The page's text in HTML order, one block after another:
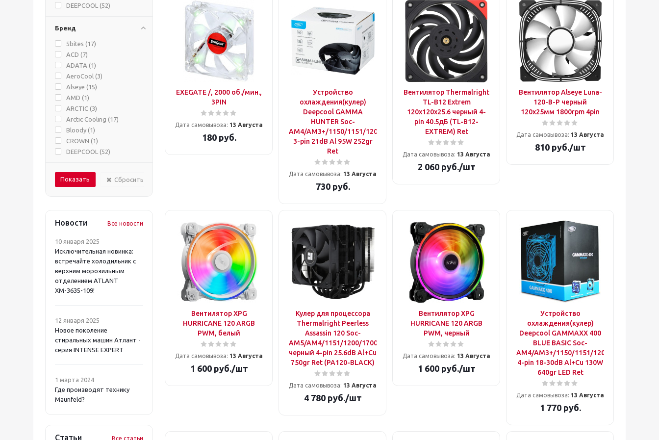
DEEPCOOL (52)
EXEGATE (
GEMBIRD (
GMNG (
ID-Cooling (
LIAN-LI (
MONTECH (
NONAME (
7)
REXANT (
SILVERSTONE (
THERMALRIGHT (
XPG (8)
ZALMAN (
Бренд
5bites (17)
ACD (7)
ADATA (1)
AeroCool (3)
Alseye (15)
AMD (1)
ARCTIC (3)
Arctic Cooling (17)
Bloody (1)
CROWN (1)
DEEPCOOL (52)
EXEGATE (
Intel ( 2)
LIAN-LI ( 1)
MONTECH (1)
NONAME (6)
PCCOOLER (7)
REXANT (6)
SILVERSTONE (
XPG (8 )
Сбросить
Новости Все новости
10 января 2025
Исключительная новинка:
встречайте холодильник с
верхним морозильным
отделением ATLANT
ХМ-3635-109!
12 января 2025
Новое поколение
стиральных машин Атлант -
серия INTENSE EXPERT
1 марта 2024
Где производят технику
Maunfeld?
Статьи Все статьи
EXEGATE /, 2000 об./мин.,
3PIN
Дата самовывоза: 13 Августа
180руб.
Устройство
охлаждения(кулер)
Deepcool GAMMA
HUNTER Soc-
AM4/AM3+/1150/1151/1200
3-pin 21dB Al 95W 252gr
Ret
Дата самовывоза: 13 Августа
730руб.
Вентилятор Thermalright
TL-B12 Extrem
120х120x25.6 черный 4-
pin 40.5дБ (TL-B12-
EXTREM) Ret
Дата самовывоза: 13 Августа
2 060руб./шт
Вентилятор Alseye Luna-
120-B-P черный
120x25мм 1800rpm 4pin
Дата самовывоза: 13 Августа
810руб./шт
Вентилятор XPG
HURRICANE 120 ARGB
PWM, белый
Дата самовывоза: 13 Августа
1 600руб./шт
Кулер для процессора
Thermalright Peerless
Assassin 120 Soc-
AM5/AM4/1151/1200/1700
черный 4-pin 25.6dB Al+Cu
750gr Ret (PA120-BLACK)
Дата самовывоза: 13 Августа
4 780руб./шт
Вентилятор XPG
HURRICANE 120 ARGB
PWM, черный
Дата самовывоза: 13 Августа
1 600руб./шт
Устройство
охлаждения(кулер)
Deepcool GAMMAXX 400
BLUE BASIC Soc-
AM4/AM3+/1150/1151/1200
4-pin 18-30dB Al+Cu 130W
640gr LED Ret
Дата самовывоза: 13 Августа
1 770руб.